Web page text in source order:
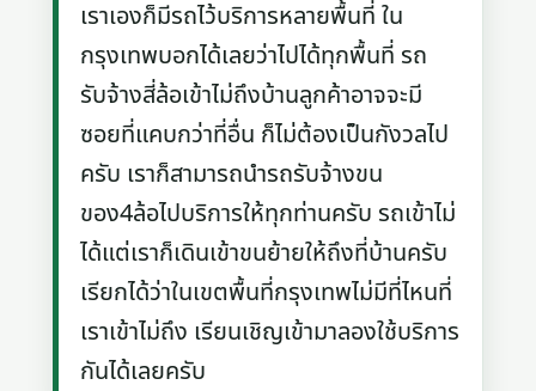
เราเองก็มีรถไว้บริการหลายพื้นที่ ใน
กรุงเทพบอกได้เลยว่าไปได้ทุกพื้นที่ รถ
รับจ้างสี่ล้อเข้าไม่ถึงบ้านลูกค้าอาจจะมี
ซอยที่แคบกว่าที่อื่น ก็ไม่ต้องเป็นกังวลไป
ครับ เราก็สามารถนำรถรับจ้างขน
ของ4ล้อไปบริการให้ทุกท่านครับ รถเข้าไม่
ได้แต่เราก็เดินเข้าขนย้ายให้ถึงที่บ้านครับ
เรียกได้ว่าในเขตพื้นที่กรุงเทพไม่มีที่ไหนที่
เราเข้าไม่ถึง เรียนเชิญเข้ามาลองใช้บริการ
กันได้เลยครับ